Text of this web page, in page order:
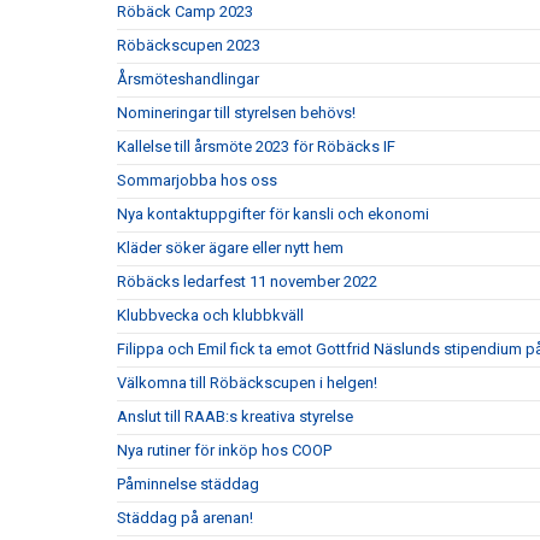
Röbäck Camp 2023
Röbäckscupen 2023
Årsmöteshandlingar
Nomineringar till styrelsen behövs!
Kallelse till årsmöte 2023 för Röbäcks IF
Sommarjobba hos oss
Nya kontaktuppgifter för kansli och ekonomi
Kläder söker ägare eller nytt hem
Röbäcks ledarfest 11 november 2022
Klubbvecka och klubbkväll
Filippa och Emil fick ta emot Gottfrid Näslunds stipendium
Välkomna till Röbäckscupen i helgen!
Anslut till RAAB:s kreativa styrelse
Nya rutiner för inköp hos COOP
Påminnelse städdag
Städdag på arenan!